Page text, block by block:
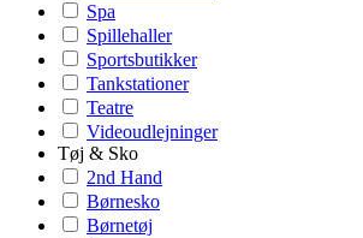
Spa
Spillehaller
Sportsbutikker
Tankstationer
Teatre
Videoudlejninger
Tøj & Sko
2nd Hand
Børnesko
Børnetøj